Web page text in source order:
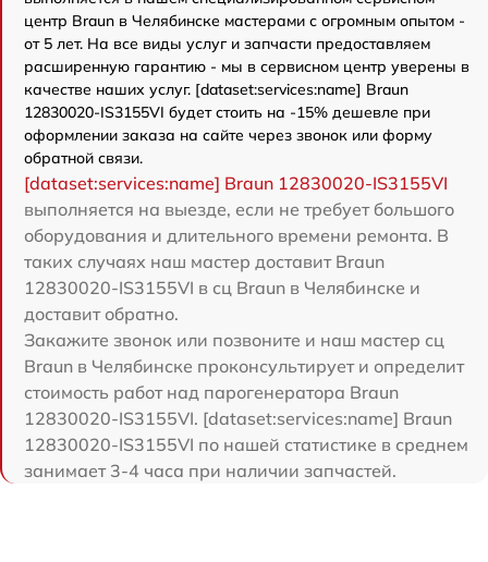
центр Braun в Челябинске мастерами с огромным опытом -
от 5 лет. На все виды услуг и запчасти предоставляем
расширенную гарантию - мы в сервисном центр уверены в
качестве наших услуг. [dataset:services:name] Braun
12830020-IS3155VI будет стоить на -15% дешевле при
оформлении заказа на сайте через звонок или форму
обратной связи.
[dataset:services:name] Braun 12830020-IS3155VI
выполняется на выезде, если не требует большого
оборудования и длительного времени ремонта. В
таких случаях наш мастер доставит Braun
12830020-IS3155VI в сц Braun в Челябинске и
доставит обратно.
Закажите звонок или позвоните и наш мастер сц
Braun в Челябинске проконсультирует и определит
стоимость работ над парогенератора Braun
12830020-IS3155VI. [dataset:services:name] Braun
12830020-IS3155VI по нашей статистике в среднем
занимает 3-4 часа при наличии запчастей.